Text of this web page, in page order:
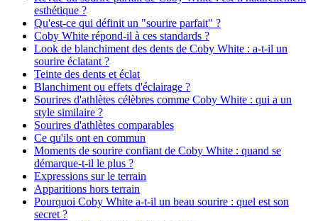
esthétique ?
Qu'est-ce qui définit un "sourire parfait" ?
Coby White répond-il à ces standards ?
Look de blanchiment des dents de Coby White : a-t-il un
sourire éclatant ?
Teinte des dents et éclat
Blanchiment ou effets d'éclairage ?
Sourires d'athlètes célèbres comme Coby White : qui a un
style similaire ?
Sourires d'athlètes comparables
Ce qu'ils ont en commun
Moments de sourire confiant de Coby White : quand se
démarque-t-il le plus ?
Expressions sur le terrain
Apparitions hors terrain
Pourquoi Coby White a-t-il un beau sourire : quel est son
secret ?